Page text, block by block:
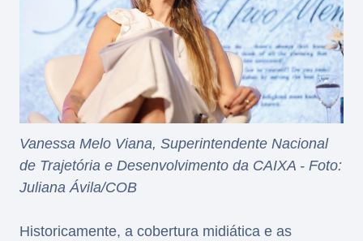
Vanessa Melo Viana, Superintendente Nacional
de Trajetória e Desenvolvimento da CAIXA - Foto:
Juliana Ávila/COB
Historicamente, a cobertura midiática e as